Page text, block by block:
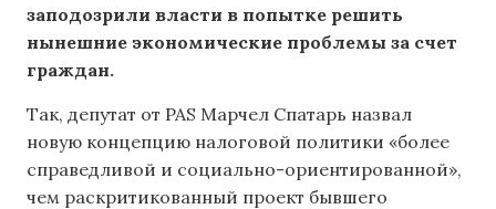
заподозрили власти в попытке решить
нынешние экономические проблемы за счет
граждан.
Так, депутат от PAS Марчел Спатарь назвал
новую концепцию налоговой политики «более
справедливой и социально-ориентированной»,
чем раскритикованный проект бывшего